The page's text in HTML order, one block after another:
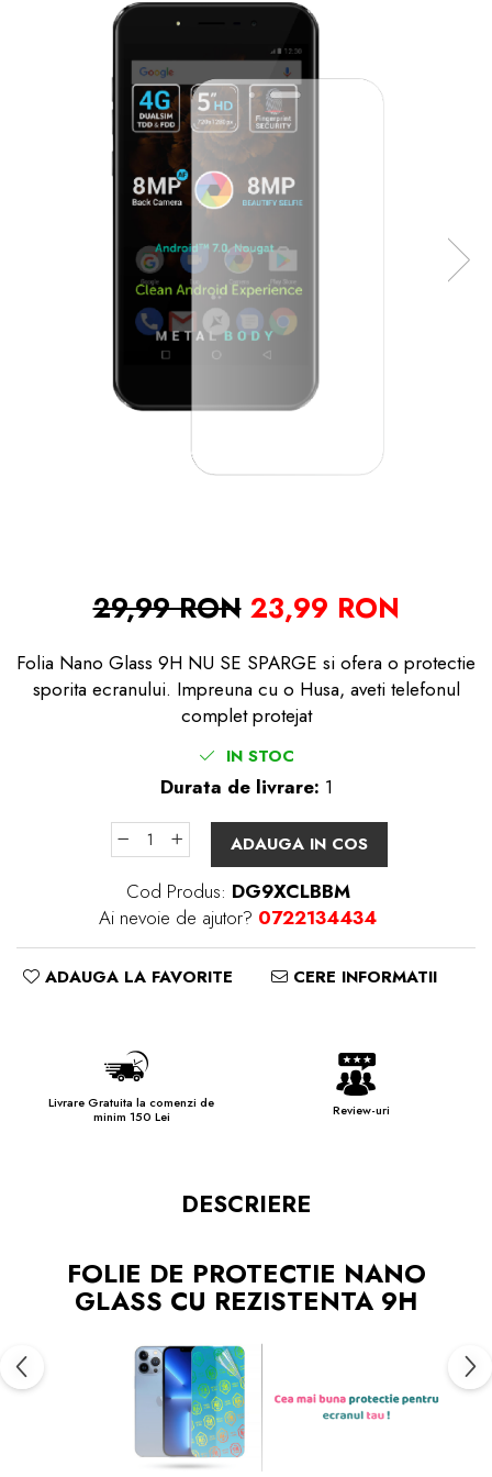
29,99 RON 23,99 RON
Folia Nano Glass 9H NU SE SPARGE si ofera o protectie
sporita ecranului. Impreuna cu o Husa, aveti telefonul
complet protejat
IN STOC
Durata de livrare: 1
ADAUGA IN COS
Cod Produs: DG9XCLBBM
Ai nevoie de ajutor? 0722134434
ADAUGA LA FAVORITE CERE INFORMATII
Livrare Gratuita la comenzi de
minim 150 Lei
Review-uri
DESCRIERE
FOLIE DE PROTECTIE NANO
GLASS CU REZISTENTA 9H